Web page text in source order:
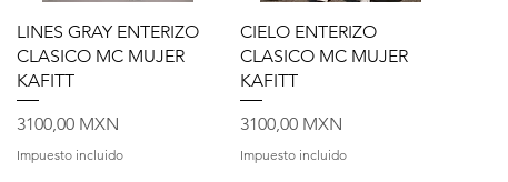
Vista rápida
LINES GRAY ENTERIZO
CLASICO MC MUJER
KAFITT
Precio
3100,00 MXN
Impuesto incluido
Vista rápida
CIELO ENTERIZO
CLASICO MC MUJER
KAFITT
Precio
3100,00 MXN
Impuesto incluido